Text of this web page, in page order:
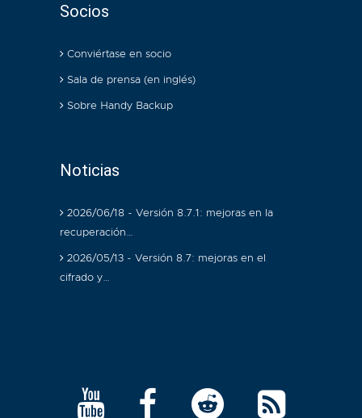
Socios
Conviértase en socio
Sala de prensa (en inglés)
Sobre Handy Backup
Noticias
2026/06/18 - Versión 8.7.1: mejoras en la
recuperación…
2026/05/13 - Versión 8.7: mejoras en el
cifrado y…